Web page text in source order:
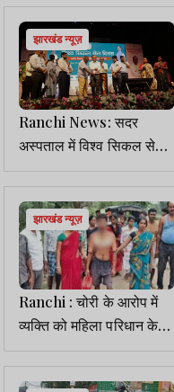
कौन छिड़क रहा नमक
झारखंड न्यूज़
Ranchi News: सदर
अस्पताल में विश्व सिकल सेल
दिवस पर जागरूकता कार्यक्रम
झारखंड न्यूज़
Ranchi : चोरी के आरोप में
व्यक्ति को महिला परिधान के
कपड़े पहनाकर घुमाया पूरा गांव